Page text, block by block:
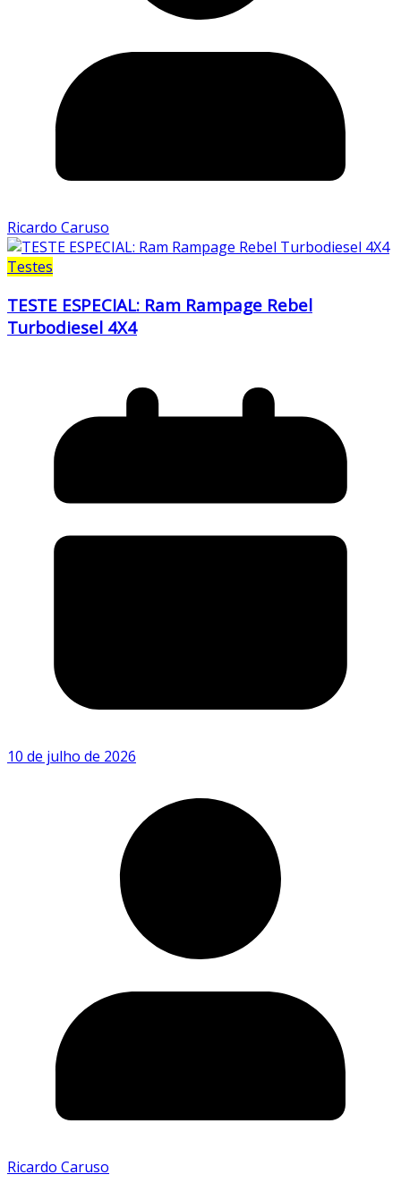
Ricardo Caruso
Testes
TESTE ESPECIAL: Ram Rampage Rebel
Turbodiesel 4X4
10 de julho de 2026
Ricardo Caruso